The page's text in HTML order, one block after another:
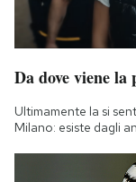
Da dove viene
Ultimamente la si
Milano: esiste dagli